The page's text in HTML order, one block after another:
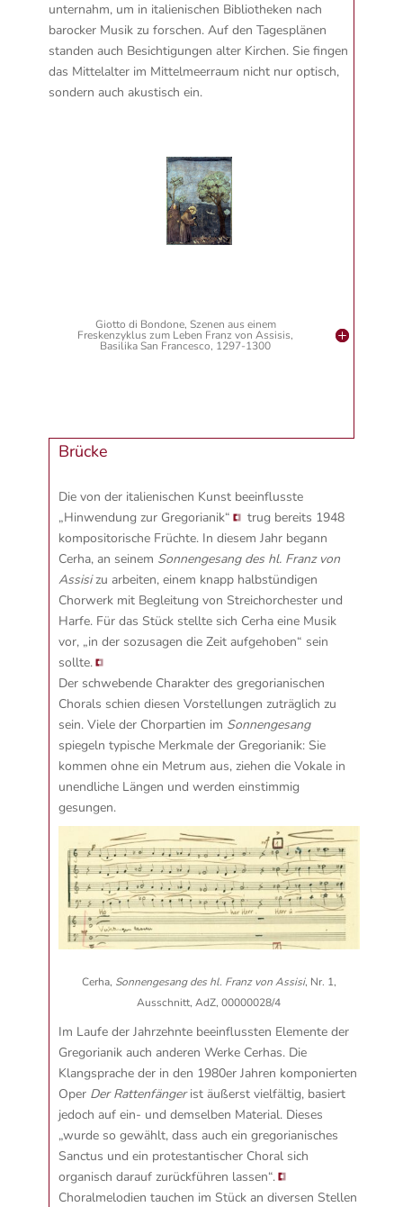
unternahm, um in italienischen Bibliotheken nach
barocker Musik zu forschen. Auf den Tagesplänen
standen auch Besichtigungen alter Kirchen. Sie fingen
das Mittelalter im Mittelmeerraum nicht nur optisch,
sondern auch akustisch ein.
Giotto di Bondone, Szenen aus einem
Freskenzyklus zum Leben Franz von Assisis,
Basilika San Francesco, 1297-1300
Brücke
Die von der italienischen Kunst beeinflusste
„Hinwendung zur Gregorianik“
trug bereits 1948
kompositorische Früchte. In diesem Jahr begann
Cerha, an seinem Sonnengesang des hl. Franz von
Assisizu arbeiten, einem knapp halbstündigen
Chorwerk mit Begleitung von Streichorchester und
Harfe. Für das Stück stellte sich Cerha eine Musik
vor, „in der sozusagen die Zeit aufgehoben“ sein
sollte.
Der schwebende Charakter des gregorianischen
Chorals schien diesen Vorstellungen zuträglich zu
sein. Viele der Chorpartien im Sonnengesang
spiegeln typische Merkmale der Gregorianik: Sie
kommen ohne ein Metrum aus, ziehen die Vokale in
unendliche Längen und werden einstimmig
gesungen.
Cerha, Sonnengesang des hl. Franz von Assisi, Nr. 1,
Ausschnitt, AdZ, 00000028/4
Im Laufe der Jahrzehnte beeinflussten Elemente der
Gregorianik auch anderen Werke Cerhas. Die
Klangsprache der in den 1980er Jahren komponierten
Oper Der Rattenfängerist äußerst vielfältig, basiert
jedoch auf ein- und demselben Material. Dieses
„wurde so gewählt, dass auch ein gregorianisches
Sanctus und ein protestantischer Choral sich
organisch darauf zurückführen lassen“.
Choralmelodien tauchen im Stück an diversen Stellen